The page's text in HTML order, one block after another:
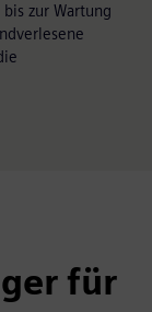
zur Wartung
für